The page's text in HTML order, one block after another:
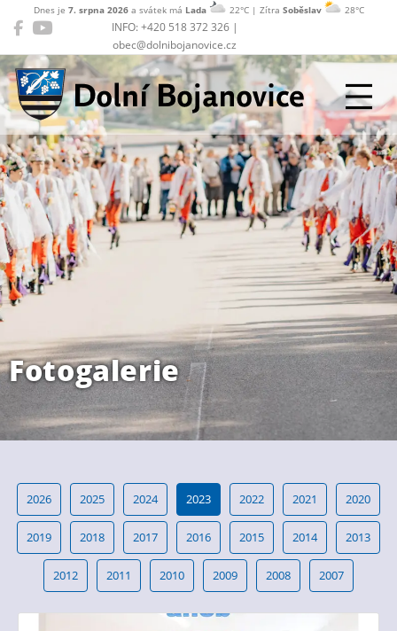
INFO: +420 518 372 326 |
obec@dolnibojanovice.cz
Dnes je 7. srpna 2026a svátek má Lada 22°C | Zítra Soběslav 28°C
Dolní Bojanovice
Fotogalerie
2026 2025 2024 2023 2022 2021 2020
2019 2018 2017 2016 2015 2014 2013
2012 2011 2010 2009 2008 2007